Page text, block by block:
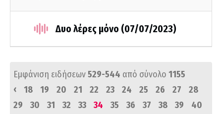
Δυο λέρες μόνο (07/07/2023)
Εμφάνιση ειδήσεων529-544 από σύνολο 1155
‹
18 19 20 21 22 23 24 25 26 27
28
29
30 31 32 33 34 35 36 37 38 39
40